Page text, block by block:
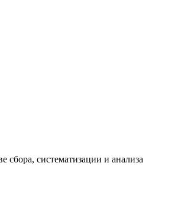
систематизации и анализа